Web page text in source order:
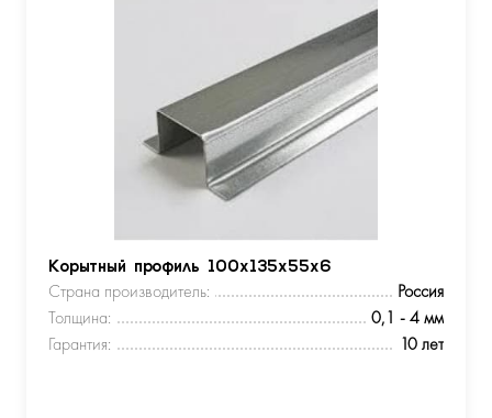
Корытный профиль 100х135х55х6
Страна производитель:
Россия
Толщина:
0,1 - 4 мм
Гарантия:
10 лет